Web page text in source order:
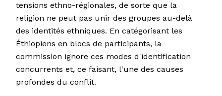
tensions ethno-régionales, de sorte que la
religion ne peut pas unir des groupes au-delà
des identités ethniques. En catégorisant les
Éthiopiens en blocs de participants, la
commission ignore ces modes d'identification
concurrents et, ce faisant, l'une des causes
profondes du conflit.